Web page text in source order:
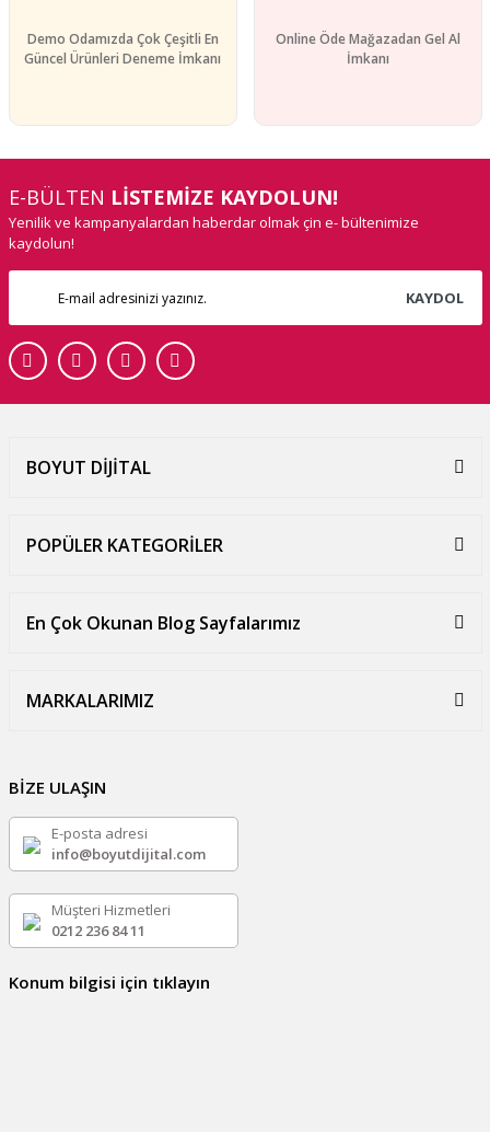
Demo Odamızda Çok Çeşitli En
Güncel Ürünleri Deneme İmkanı
Online Öde Mağazadan Gel Al
İmkanı
E-BÜLTEN LİSTEMİZE KAYDOLUN!
Yenilik ve kampanyalardan haberdar olmak çin e- bültenimize
kaydolun!
KAYDOL
BOYUT DİJİTAL
POPÜLER KATEGORİLER
En Çok Okunan Blog Sayfalarımız
MARKALARIMIZ
BİZE ULAŞIN
E-posta adresi
info@boyutdijital.com
Müşteri Hizmetleri
0212 236 84 11
Konum bilgisi için tıklayın